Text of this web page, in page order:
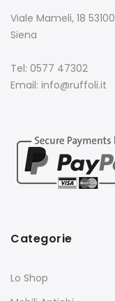
Viale Mameli, 18 53100
Siena
Tel: 0577 47302
Email: info@ruffoli.it
Categorie
Lo Shop